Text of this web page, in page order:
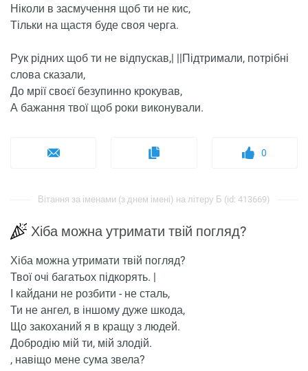
Ніколи в засмучення щоб ти не кис,
Тільки на щастя буде своя черга.
Рук рідних щоб ти не відпускав,| ||Підтримали, потрібні
слова сказали,
До мрії своєї безупинно крокував,
А бажання твої щоб роки виконували.
0
Вітання за іменами (з днем ​​імені) на літеру Б (id: 413669)
Хіба можна утримати твій погляд?
Хіба можна утримати твій погляд?
Твої очі багатьох підкорять. |
І кайдани не розбити - не сталь,
Ти не ангел, в іншому дуже шкода,
Що закоханий я в кращу з людей.
Добродію мій ти, мій злодій.
, навіщо мене сума звела?